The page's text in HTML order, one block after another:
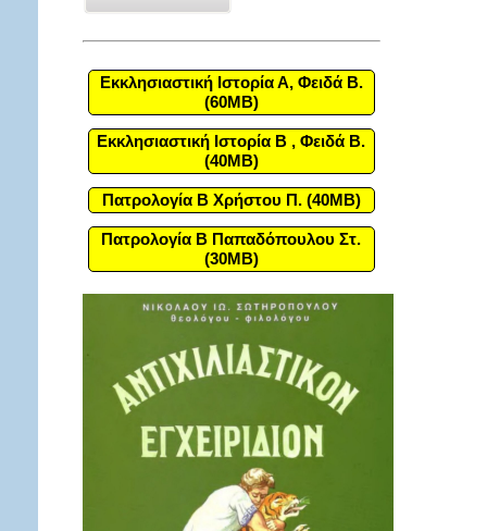
Εκκλησιαστική Ιστορία Α, Φειδά Β.
(60MB)
Εκκλησιαστική Ιστορία Β , Φειδά Β.
(40MB)
Πατρολογία Β Χρήστου Π. (40MB)
Πατρολογία Β Παπαδόπουλου Στ.
(30MB)